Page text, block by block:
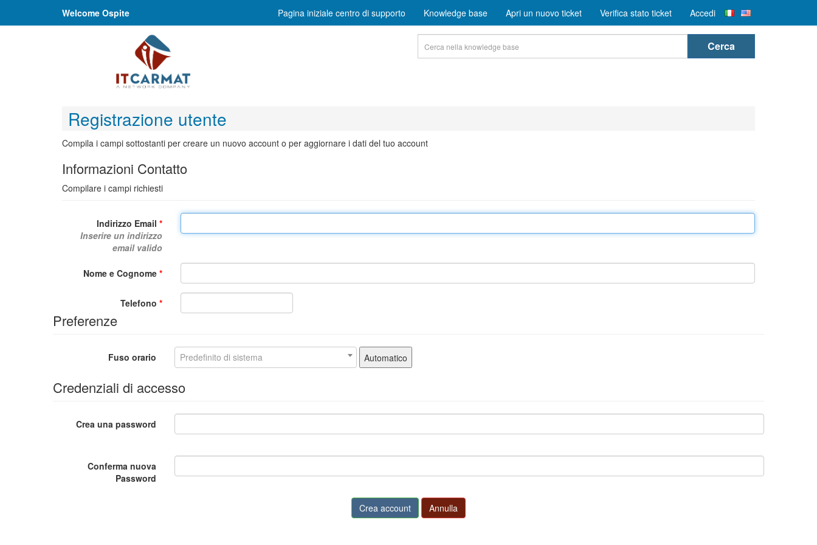
Welcome Ospite Pagina iniziale centro di supporto Knowledge base Apri un nuovo ticket Verifica stato ticket Accedi
Cerca
Registrazione utente
Compila i campi sottostanti per creare un nuovo account o per aggiornare i dati del tuo account
Informazioni Contatto
Compilare i campi richiesti
Indirizzo Email *
Inserire un indirizzo
email valido
Nome e Cognome *
Telefono *
Preferenze
Fuso orario Predefinito di sistema Automatico
Credenziali di accesso
Crea una password
Conferma nuova
Password